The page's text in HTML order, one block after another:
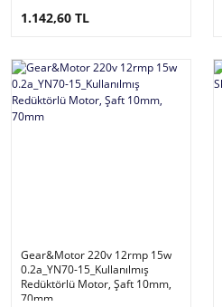
1.142,60 TL
Gear&Motor 220v 12rmp 15w
0.2a_YN70-15_Kullanılmış
Redüktörlü Motor, Şaft 10mm,
70mm